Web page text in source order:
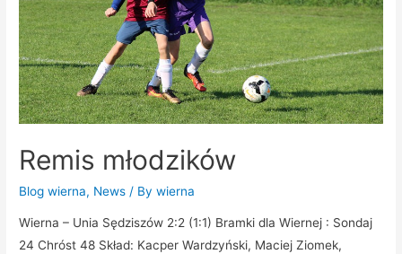
Remis młodzików
Blog wierna, News / Bywierna
Wierna – Unia Sędziszów 2:2 (1:1) Bramki dla Wiernej : Sondaj
24 Chróst 48 Skład: Kacper Wardzyński, Maciej Ziomek,